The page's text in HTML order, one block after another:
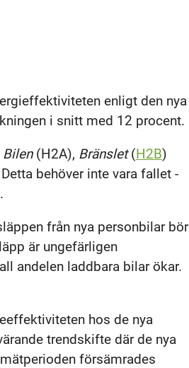
enligt den nya
i snitt med 12 procent.
Bilen(H2A), Bränslet(H2B)
behöver inte vara fallet -
från nya personbilar bör
är ungefärligen
andelen laddbara bilar ökar.
hos de nya
trendskifte där de nya
försämrades